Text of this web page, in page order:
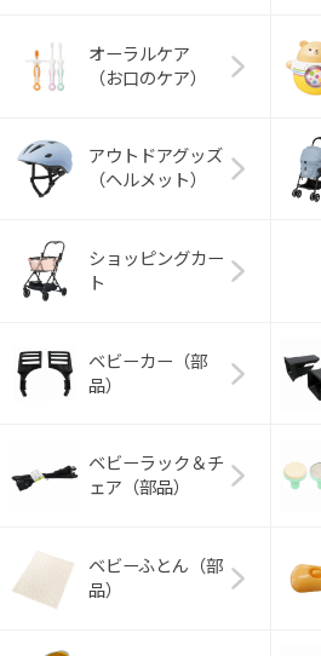
オーラルケア
（お口のケア）
アウトドアグッズ
（ヘルメット）
ショッピングカー
ト
ベビーカー（部
品）
ベビーラック＆チ
ェア（部品）
ベビーふとん（部
品）